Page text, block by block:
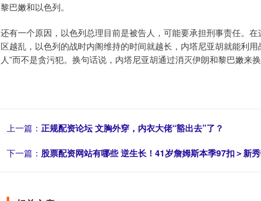
黎巴嫩和以色列。
还有一个原因，以色列总理目前是被告人，可能要承担刑事责任。
区越乱，以色列的战时内阁维持的时间就越长，内塔尼亚胡就能利
人”而不是贪污犯。换句话说，内塔尼亚胡通过消灭伊朗和黎巴嫩来
上一篇： 正规配资论坛 文胸外穿，内衣大佬“豁出去”了？
下一篇： 股票配资网站有哪些 逆生长！41岁詹姆斯本季97扣＞新